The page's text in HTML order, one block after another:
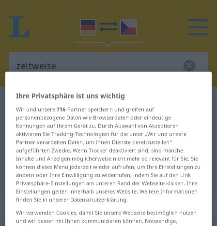
Deutsch-Tschechisch Wörterbuch
Deutsch-Tschechisch Übersetzung
für "zeitweise"
"zeitweise" Tschechisch
Übersetzung
„zeitweise“
Ihre Privatsphäre ist uns wichtig
Wir und unsere716-Partner speichern und greifen auf
personenbezogene Daten wie Browserdaten oder eindeutige
Kennungen auf Ihrem Gerät zu. Durch Auswahl von Akzeptieren
aktivieren Sie Tracking-Technologien für die unter „Wir und unsere
Partner verarbeiten Daten, um Ihnen Dienste bereitzustellen“
aufgeführten Zwecke. Wenn Tracker deaktiviert sind, sind manche
Inhalte und Anzeigen möglicherweise nicht mehr so relevant für Sie. Sie
können dieses Menü jederzeit wieder aufrufen, um Ihre Einstellungen zu
ändern oder Ihre Einwilligung zu widerrufen, indem Sie auf den Link
Privatsphäre-Einstellungen am unteren Rand der Webseite klicken. Ihre
Einstellungen gelten innerhalb unseres Website. Weitere Informationen
finden Sie in unserer Datenschutzerklärung.
Wir verwenden Cookies, damit Sie unsere Webseite bestmöglich nutzen
und wir besser mit Ihnen kommunizieren können. Notwendige,